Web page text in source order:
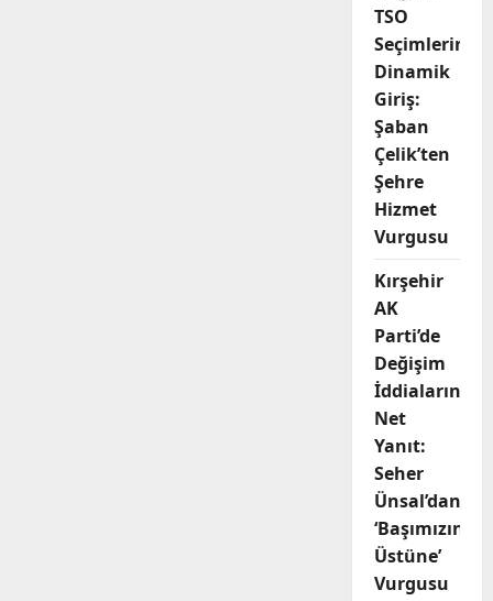
TSO
Seçimlerine
Dinamik
Giriş:
Şaban
Çelik’ten
Şehre
Hizmet
Vurgusu
Kırşehir
AK
Parti’de
Değişim
İddialarına
Net
Yanıt:
Seher
Ünsal’dan
‘Başımızın
Üstüne’
Vurgusu